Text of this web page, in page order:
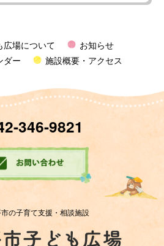
広場について
お知らせ
ダー
施設概要・アクセス
346-9821
の子育て支援・相談施設